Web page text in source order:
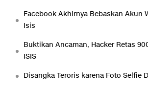
Facebook Akhirnya Bebaskan Akun
Isis
Buktikan Ancaman, Hacker Retas
ISIS
Disangka Teroris karena Foto Selfie